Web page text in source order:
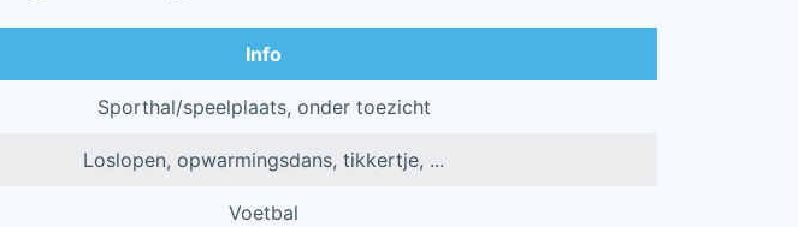
Info
Sporthal/speelplaats, onder toezicht
Loslopen, opwarmingsdans, tikkertje, ...
Voetbal